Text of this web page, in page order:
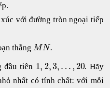
với đường tròn ngoại tiếp
thẳng MN.
đầu tiên 1, 2,3, . . . , 20. Hãy
nhất có tính chất: với mỗi